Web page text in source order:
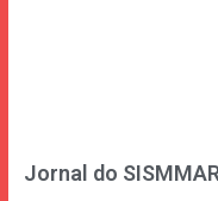
Jornal do